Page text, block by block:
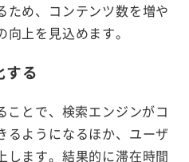
ため、コンテンツ数を増や
上を見込めます。
する
ことで、検索エンジンがコ
るようになるほか、ユーザ
します。結果的に滞在時間